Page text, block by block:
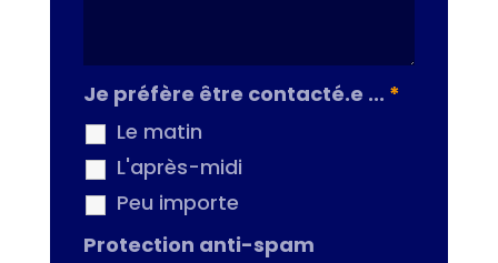
Je préfère être contacté.e ... *
Le matin
L'après-midi
Peu importe
Protection anti-spam